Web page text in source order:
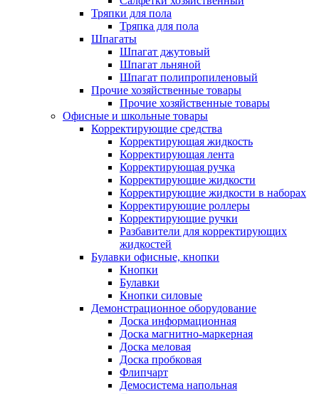
Тряпки для пола
Тряпка для пола
Шпагаты
Шпагат джутовый
Шпагат льняной
Шпагат полипропиленовый
Прочие хозяйственные товары
Прочие хозяйственные товары
Офисные и школьные товары
Корректирующие средства
Корректирующая жидкость
Корректирующая лента
Корректирующая ручка
Корректирующие жидкости
Корректирующие жидкости в наборах
Корректирующие роллеры
Корректирующие ручки
Разбавители для корректирующих
жидкостей
Булавки офисные, кнопки
Кнопки
Булавки
Кнопки силовые
Демонстрационное оборудование
Доска информационная
Доска магнитно-маркерная
Доска меловая
Доска пробковая
Флипчарт
Демосистема напольная